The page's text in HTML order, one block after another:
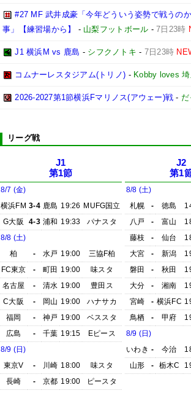
#27 MF 武井成豪「今年どういう姿勢で戦うの
事」【練習場から】
- 山梨フットボール -7日23時
J1 横浜M vs 鹿島 - シフクノトキ - 7日23時
コムナーレスタジアム(トリノ) - Kobby loves
2026-2027第1節横浜Fマリノス(アウェー)戦 -
リーグ戦
J1
第1節
8/7 (金)
横浜FM 3-4 鹿島 19:26 MUFG国立
G大阪
4-3 浦和 19:33
パナスタ
8/8 (土)
柏
- 水戸 19:00
三協F柏
FC東京
- 町田 19:00
味スタ
名古屋
- 清水 19:00
豊田ス
C大阪
- 岡山 19:00
ハナサカ
福岡
- 神戸 19:00
ベススタ
広島
- 千葉 19:15
Eピース
8/9 (日)
東京V
- 川崎 18:00
味スタ
長崎
- 京都 19:00 ピースタ
J2
第1
8/8 (土)
札幌
- 徳島
八戸
- 富山
藤枝
- 仙台
大宮
- 新潟
磐田
- 秋田
大分
- 湘南
宮崎
- 横浜FC
鳥栖
- 甲府
8/9 (日)
いわき - 今治
山形
- 栃木C